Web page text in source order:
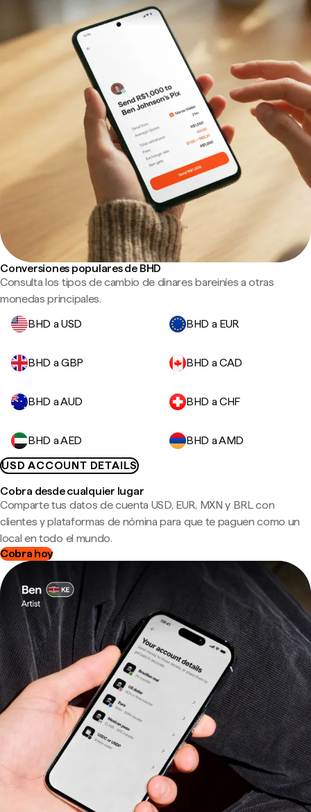
Conversiones populares de BHD
Consulta los tipos de cambio de dinares bareiníes a otras
monedas principales.
BHD a USD
BHD a EUR
BHD a GBP BHD a CAD
BHD a AUD BHD a CHF
BHD a AED
BHD a AMD
USD ACCOUNT DETAILS
Cobra desde cualquier lugar
Comparte tus datos de cuenta USD, EUR, MXN y BRL con
clientes y plataformas de nómina para que te paguen como un
local en todo el mundo.
Cobra hoy